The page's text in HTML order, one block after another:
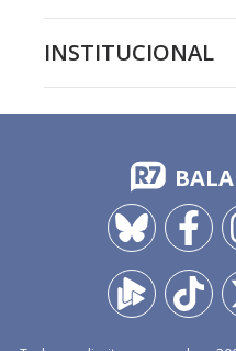
INSTITUCIONAL